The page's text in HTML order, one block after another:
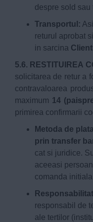
despre sold sau
Transportul:
returul aprobat
in sarcina
5.6. RESTITUIREA
solicitarea de retur a
contravaloarea
maximum 14
primirea confirmarii
Metoda de
prin transfer
cat si juridice.
aceeasi
comanda
responsabil de
ale tertilor